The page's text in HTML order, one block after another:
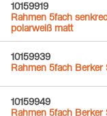
10159919
Rahmen 5fach
polarweiß matt
10159939
Rahmen 5fach Berker
10159949
Rahmen 5fach Berker